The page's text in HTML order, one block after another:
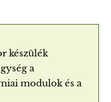
készülék
a
modulok és a